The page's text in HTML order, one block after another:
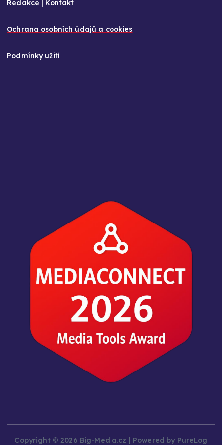
Redakce | Kontakt
Ochrana osobních údajů a cookies
Podmínky užití
Copyright © 2026 Big-Media.cz | Powered by PureLog